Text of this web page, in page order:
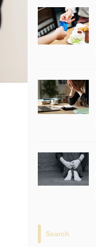
Search